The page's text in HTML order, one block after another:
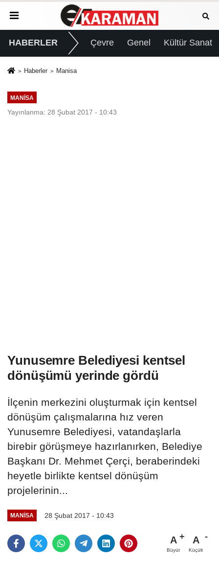
HABERLER Çevre Genel Kültür Sanat
Haberler Manisa
MANISA
Yayınlanma: 28 Şubat 2017 - 10:43
Yunusemre Belediyesi kentsel
dönüşümü yerinde gördü
İlçenin merkezini oluşturmak için kentsel
dönüşüm çalışmalarına hız veren
Yunusemre Belediyesi, vatandaşlarla
birebir görüşmeye hazırlanırken, Belediye
Başkanı Dr. Mehmet Çerçi, beraberindeki
heyetle birlikte kentsel dönüşüm
projelerinin...
MANISA 28 Şubat 2017 - 10:43
A
Büyüt
A
Küçült